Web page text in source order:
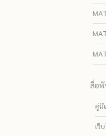
สื่อ
คู่มื
เว็